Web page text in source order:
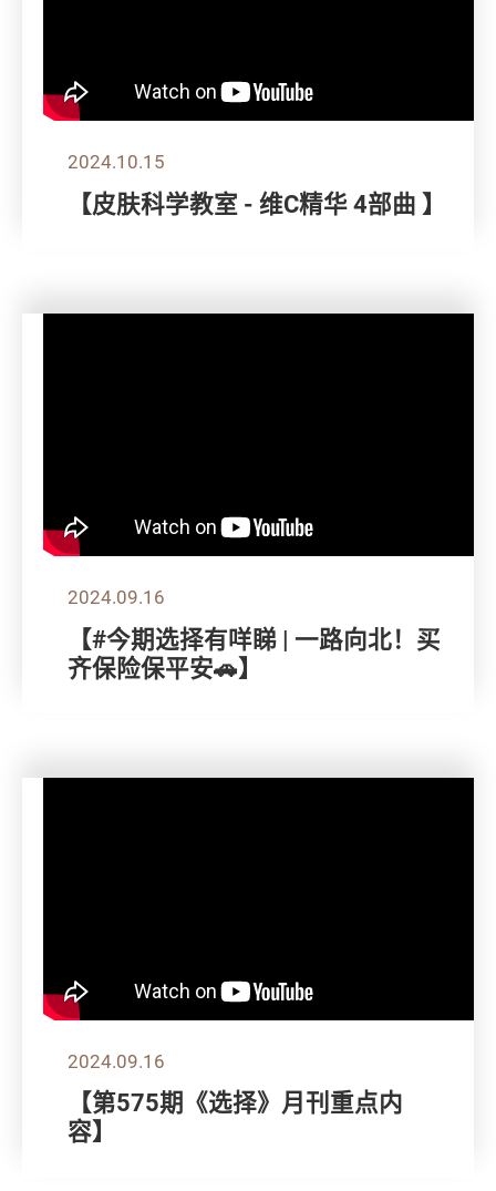
2024.10.15
【皮肤科学教室 - 维C精华 4部曲 】
2024.09.16
【#今期选择有咩睇 | 一路向北！买
齐保险保平安🚗】
2024.09.16
【第575期《选择》月刊重点内
容】